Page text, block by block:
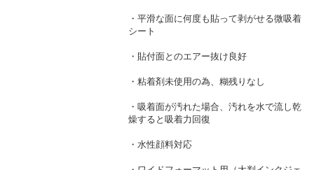
・平滑な面に何度も貼って剥がせる微吸着
シート
・貼付面とのエアー抜け良好
・粘着剤未使用の為、糊残りなし
・吸着面が汚れた場合、汚れを水で流し乾
燥すると吸着力回復
・水性顔料対応